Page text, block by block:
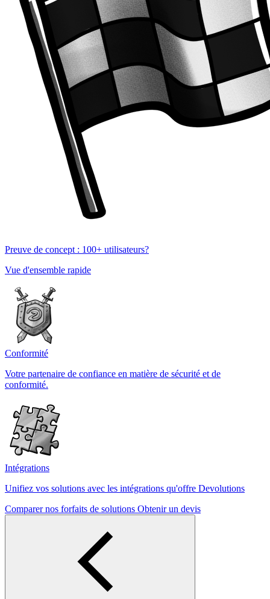
Preuve de concept : 100+ utilisateurs?
Vue d'ensemble rapide
Conformité
Votre partenaire de confiance en matière de sécurité et de
conformité.
Intégrations
Unifiez vos solutions avec les intégrations qu'offre Devolutions
Comparer nos forfaits de solutions Obtenir un devis